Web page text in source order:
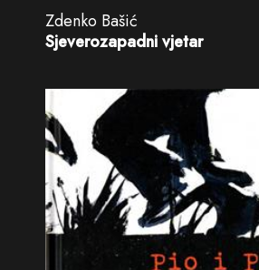
Zdenko Bašić
Sjeverozapadni vjetar